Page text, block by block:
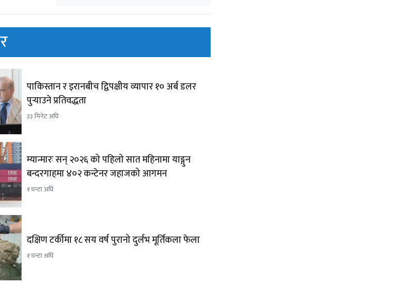
पाकिस्तान र इरानबीच द्विपक्षीय व्यापार १० अर्ब डलर
पुर्‍याउने प्रतिवद्धता
३३ मिनेट अघि
म्यान्मारः सन् २०२६ को पहिलो सात महिनामा याङ्गुन
बन्दरगाहमा ४०२ कन्टेनर जहाजको आगमन
१ घन्टा अघि
दक्षिण टर्कीमा १८ सय वर्ष पुरानो दुर्लभ मूर्तिकला फेला
१ घन्टा अघि